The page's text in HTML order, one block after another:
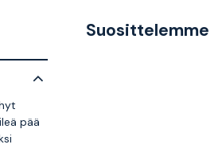
pää
Suosittelemme